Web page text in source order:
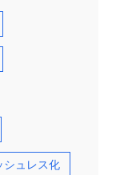
シュレス化